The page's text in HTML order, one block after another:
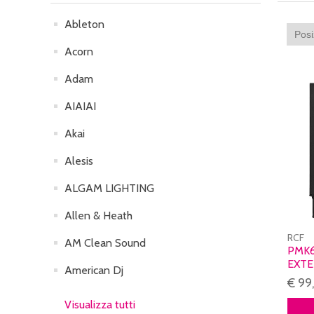
RCF
€
Ableton
Acorn
Adam
AIAIAI
Akai
Alesis
ALGAM LIGHTING
Allen & Heath
AM Clean Sound
American Dj
Visualizza tutti